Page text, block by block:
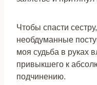
Чтобы спасти
необдуманные
моя судьба в руках
привыкшего к
подчинению.